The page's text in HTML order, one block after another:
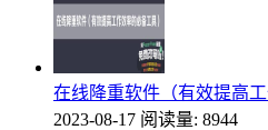
在线降重软件（有效提高
2023-08-17 阅读量: 8944